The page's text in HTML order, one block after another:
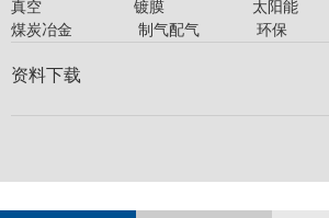
真空 镀膜 太阳能
煤炭冶金 制气配气 环保
资料下载